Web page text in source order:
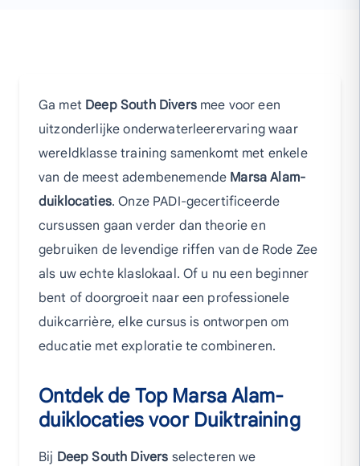
Ga met Deep South Diversmee voor een
uitzonderlijke onderwaterleerervaring waar
wereldklasse training samenkomt met enkele
van de meest adembenemende Marsa Alam-
duiklocaties. Onze PADI-gecertificeerde
cursussen gaan verder dan theorie en
gebruiken de levendige riffen van de Rode Zee
als uw echte klaslokaal. Of u nu een beginner
bent of doorgroeit naar een professionele
duikcarrière, elke cursus is ontworpen om
educatie met exploratie te combineren.
Ontdek de Top Marsa Alam-
duiklocaties voor Duiktraining
Bij Deep South Divers selecteren we